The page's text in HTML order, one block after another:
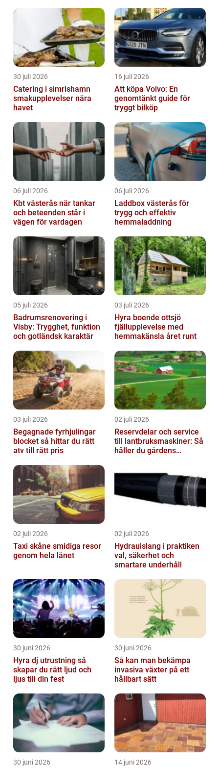
kraf...
30 juli 2026
Catering i simrishamn
smakupplevelser nära
havet
16 juli 2026
Att köpa Volvo: En
genomtänkt guide för
tryggt bilköp
06 juli 2026
Kbt västerås när tankar
och beteenden står i
vägen för vardagen
06 juli 2026
Laddbox västerås för
trygg och effektiv
hemmaladdning
05 juli 2026
Badrumsrenovering i
Visby: Trygghet, funktion
och gotländsk karaktär
03 juli 2026
Hyra boende ottsjö
fjällupplevelse med
hemmakänsla året runt
03 juli 2026
Begagnade fyrhjulingar
blocket så hittar du rätt
atv till rätt pris
02 juli 2026
Reservdelar och service
till lantbruksmaskiner: Så
håller du gårdens
02 juli 2026
Taxi skåne smidiga resor
genom hela länet
02 juli 2026
Hydraulslang i praktiken
val, säkerhet och
smartare underhåll
30 juni 2026
Hyra dj utrustning så
skapar du rätt ljud och
ljus till din fest
30 juni 2026
Så kan man bekämpa
invasiva växter på ett
hållbart sätt
30 juni 2026 14 juni 2026